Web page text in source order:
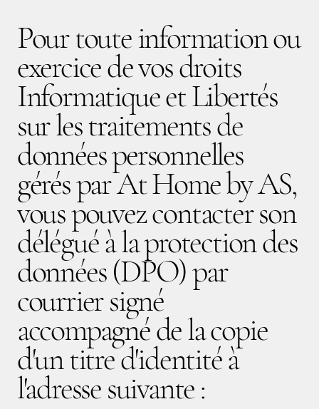
Pour toute information ou
exercice de vos droits
Informatique et Libertés
sur les traitements de
données personnelles
gérés par At Home by AS,
vous pouvez contacter son
délégué à la protection des
données (DPO) par
courrier signé
accompagné de la copie
d'un titre d'identité à
l'adresse suivante :